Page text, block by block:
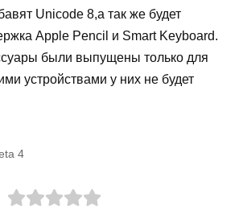
Unicode 8,а так же будет
Apple Pencil и Smart Keyboard.
были выпущены только для
устройствами у них не будет
4